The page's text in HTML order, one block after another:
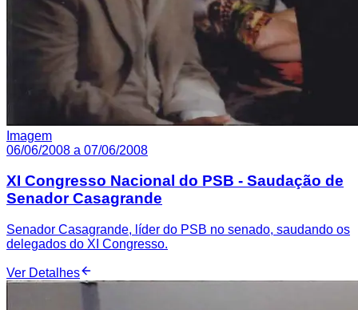
Imagem
06/06/2008 a 07/06/2008
XI Congresso Nacional do PSB - Saudação de
Senador Casagrande
Senador Casagrande, líder do PSB no senado, saudando os
delegados do XI Congresso.
Ver Detalhes